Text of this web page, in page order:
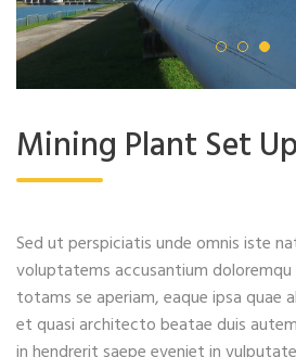
Mining Plant Set Up
Sed ut perspiciatis unde omnis iste
voluptatems accusantium
totams se aperiam, eaque ipsa quae
et quasi architecto beatae duis